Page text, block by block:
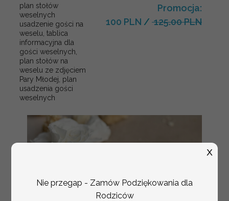
plan stołów
weselnych
usadzenie gości na
weselu, tablica
informacyjna dla
gości weselnych,
plan stołów na
weselu ze zdjęciem
Pary Młodej, plan
usadzenia gości
weselnych
Promocja:
100 PLN / 125.00 PLN
Nie przegap - Zamów Podziękowania dla
Rodziców
X